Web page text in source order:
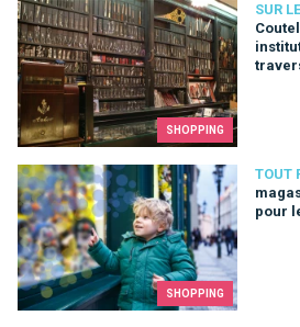
SHOPPING
SUR
La Coutellerie du Roi, une
SHOPPING
TOUT
pour
Des magasins bruxellois rien que